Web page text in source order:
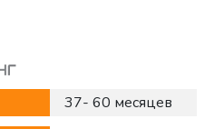
37- 60 месяцев